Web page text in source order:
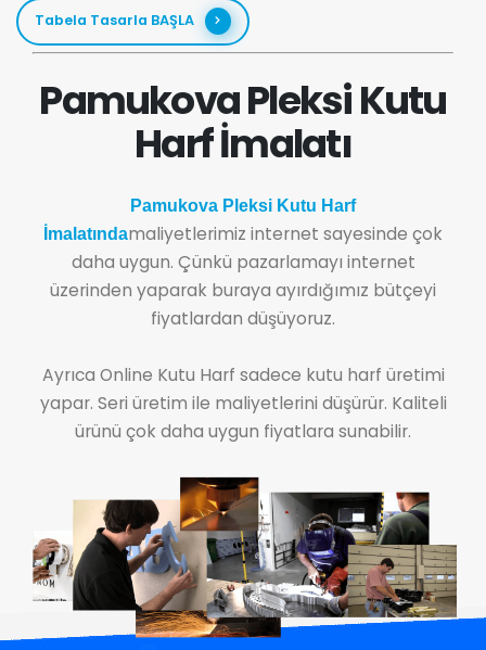
Tabela Tasarla BAŞLA
Pamukova Pleksi Kutu
Harf İmalatı
Pamukova Pleksi Kutu Harf
İmalatındamaliyetlerimiz internet sayesinde çok
daha uygun. Çünkü pazarlamayı internet
üzerinden yaparak buraya ayırdığımız bütçeyi
fiyatlardan düşüyoruz.
Ayrıca Online Kutu Harf sadece kutu harf üretimi
yapar. Seri üretim ile maliyetlerini düşürür. Kaliteli
ürünü çok daha uygun fiyatlara sunabilir.